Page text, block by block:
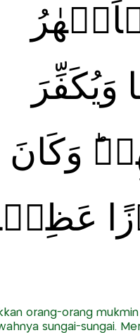
وَكَانَ
orang-orang
sungai-sungai.